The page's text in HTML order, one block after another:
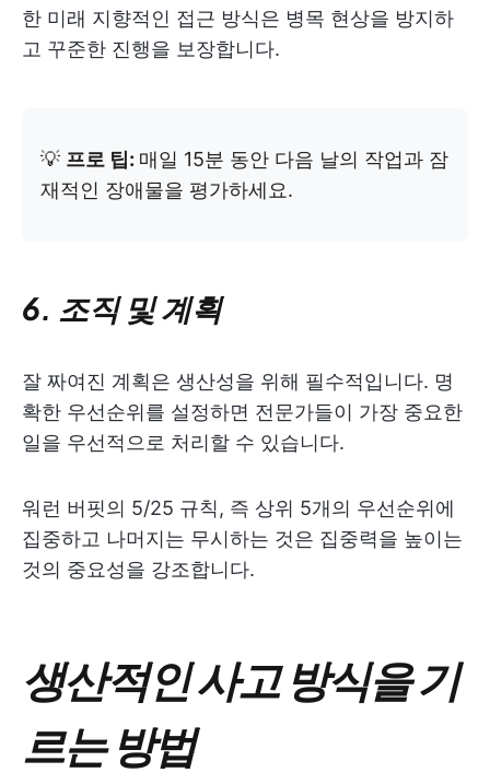
한 미래 지향적인 접근 방식은 병목 현상을 방지하
고 꾸준한 진행을 보장합니다.
💡 프로 팁: 매일 15분 동안 다음 날의 작업과 잠
재적인 장애물을 평가하세요.
6. 조직 및 계획
잘 짜여진 계획은 생산성을 위해 필수적입니다. 명
확한 우선순위를 설정하면 전문가들이 가장 중요한
일을 우선적으로 처리할 수 있습니다.
워런 버핏의 5/25 규칙, 즉 상위 5개의 우선순위에
집중하고 나머지는 무시하는 것은 집중력을 높이는
것의 중요성을 강조합니다.
생산적인 사고 방식을 기
르는 방법